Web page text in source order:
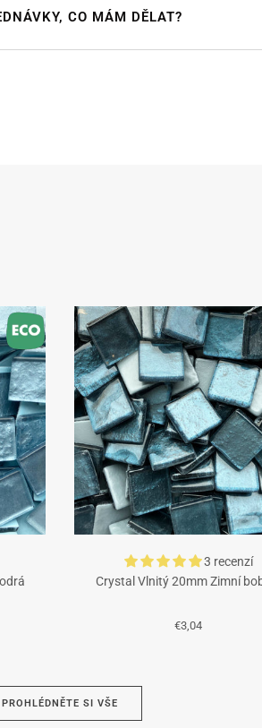
CO MÁM DĚLAT?
3 recenzí
Crystal Vlnitý 20mm Zimní
€3,04
PROHLÉDNĚTE SI VŠE